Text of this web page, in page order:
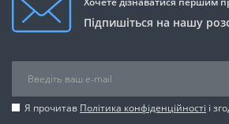
Підпишіться на нашу
Я прочитав Політика конфіденційності і